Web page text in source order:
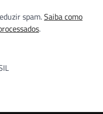
spam.Saiba como
.